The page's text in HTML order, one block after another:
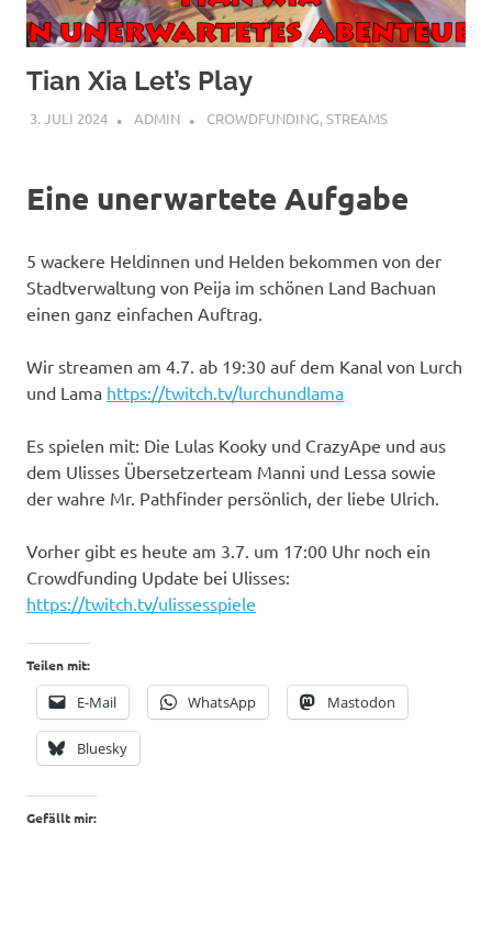
Tian Xia Let’s Play
3. JULI 2024 ADMIN CROWDFUNDING,STREAMS
Eine unerwartete Aufgabe
5 wackere Heldinnen und Helden bekommen von der
Stadtverwaltung von Peija im schönen Land Bachuan
einen ganz einfachen Auftrag.
Wir streamen am 4.7. ab 19:30 auf dem Kanal von Lurch
und Lama https://twitch.tv/lurchundlama
Es spielen mit: Die Lulas Kooky und CrazyApe und aus
dem Ulisses Übersetzerteam Manni und Lessa sowie
der wahre Mr. Pathfinder persönlich, der liebe Ulrich.
Vorher gibt es heute am 3.7. um 17:00 Uhr noch ein
Crowdfunding Update bei Ulisses:
https://twitch.tv/ulissesspiele
Teilen mit:
E-Mail WhatsApp Mastodon
Bluesky
Gefällt mir: